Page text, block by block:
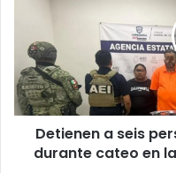
con
4rm4s
y
dr0g4
durante
cateoDetienen a seis
durante cateo en